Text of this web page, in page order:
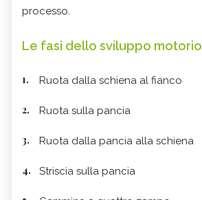
processo.
Le fasi dello sviluppo motorio
Ruota dalla schiena al fianco
Ruota sulla pancia
Ruota dalla pancia alla schiena
Striscia sulla pancia